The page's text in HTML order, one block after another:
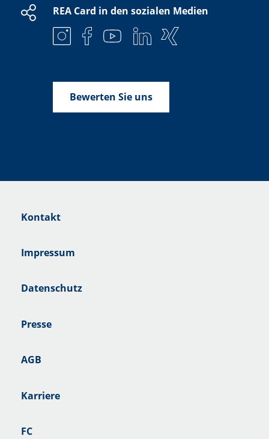
REA Card in den sozialen Medien
Bewerten Sie uns
Kontakt
Impressum
Datenschutz
Presse
AGB
Karriere
FC